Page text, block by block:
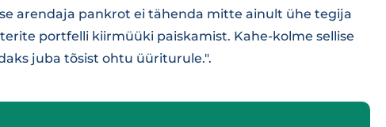
arendaja pankrot ei tähenda mitte ainult ühe tegija
portfelli kiirmüüki paiskamist. Kahe-kolme sellise
juba tõsist ohtu üüriturule.".